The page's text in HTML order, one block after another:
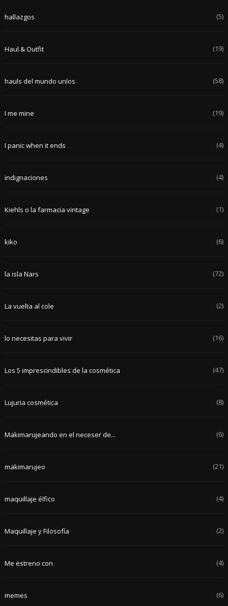
hallazgos (5)
Haul & Outfit (19)
hauls del mundo uníos (58)
I me mine (19)
I panic when it ends (4)
indignaciones (4)
Kiehls o la farmacia vintage (1)
kiko (6)
la isla Nars (72)
La vuelta al cole (2)
lo necesitas para vivir (16)
Los 5 imprescindibles de la cosmética (47)
Lujuria cosmética (8)
Makimarujeando en el neceser de... (6)
makimarujeo (21)
maquillaje élfico (4)
Maquillaje y Filosofía (2)
Me estreno con (4)
memes (6)